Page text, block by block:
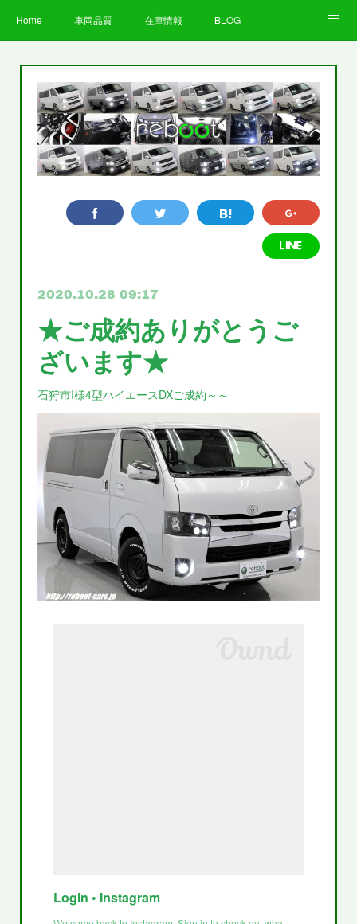
Home 車両品質 在庫情報 BLOG
お客様の声 STAFF 企業情報
プライバシーポリシー
2020.10.28 09:17
★ご成約ありがとうご
ざいます★
石狩市I様4型ハイエースDXご成約～～
Login • Instagram